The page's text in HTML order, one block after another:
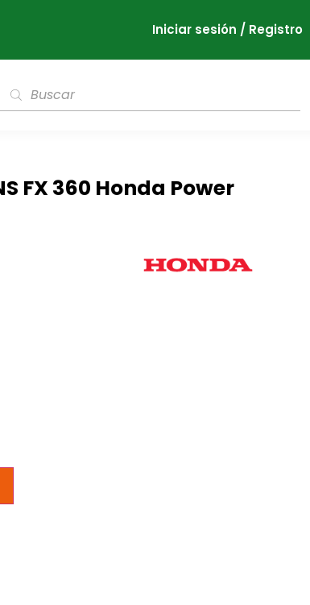
Iniciar sesión / Registro
FX 360 Honda Power